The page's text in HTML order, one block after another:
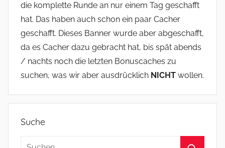
die komplette Runde an nur einem Tag geschafft
hat. Das haben auch schon ein paar Cacher
geschafft. Dieses Banner wurde aber abgeschafft,
da es Cacher dazu gebracht hat, bis spät abends
/ nachts noch die letzten Bonuscaches zu
suchen, was wir aber ausdrücklich NICHT wollen.
Suche
Suchen